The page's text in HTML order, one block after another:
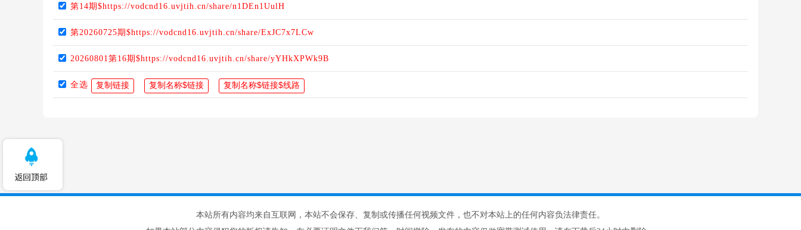
第14期$https://vodcnd16.uvjtih.cn/share/n1DEn1UulH
第20260725期$https://vodcnd16.uvjtih.cn/share/ExJC7x7LCw
20260801第16期$https://vodcnd16.uvjtih.cn/share/yYHkXPWk9B
全选
本站所有内容均来自互联网，本站不会保存、复制或传播任何视频文件，也不对本站上的任何内容负法律责任。